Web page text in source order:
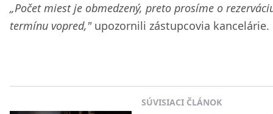
„Počet miest je obmedzený, preto prosíme o
termínu vopred,"upozornili zástupcovia kancelárie.
SÚVISIACI ČLÁNOK